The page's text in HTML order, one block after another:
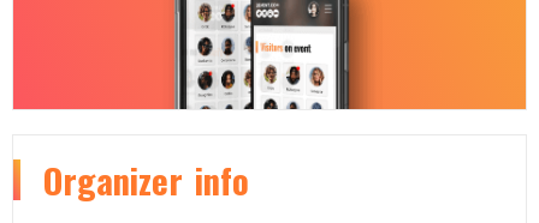
Organizer info